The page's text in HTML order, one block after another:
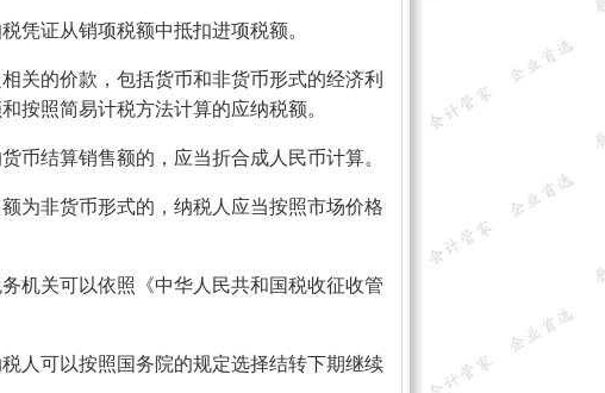
凭证从销项税额中抵扣进项税额。
关的价款，包括货币和非货币形式的经济利
按照简易计税方法计算的应纳税额。
结算销售额的，应当折合成人民币计算。
为非货币形式的，纳税人应当按照市场价格
机关可以依照《中华人民共和国税收征收管
人可以按照国务院的规定选择结转下期继续